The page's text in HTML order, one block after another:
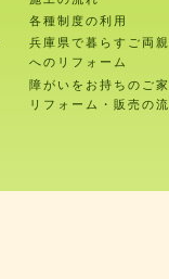
各種制度の利用
兵庫県で暮らすご両親
へのリフォーム
障がいをお持ちのご
リフォーム・販売の